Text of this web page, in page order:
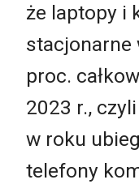
że laptopy i
stacjonarne
proc.
2023 r.,
w roku
telefony